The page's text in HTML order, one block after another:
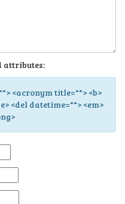
attributes:
<acronym title=""> <b>
<del datetime=""> <em>